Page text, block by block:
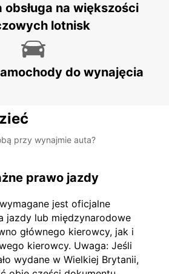
obsługa na większości
lotnisk
do wynajęcia
przy wynajmie auta?
prawo jazdy
jest oficjalne
jazdy lub międzynarodowe
głównego kierowcy, jak i
kierowcy. Uwaga: Jeśli
wydane w Wielkiej Brytanii,